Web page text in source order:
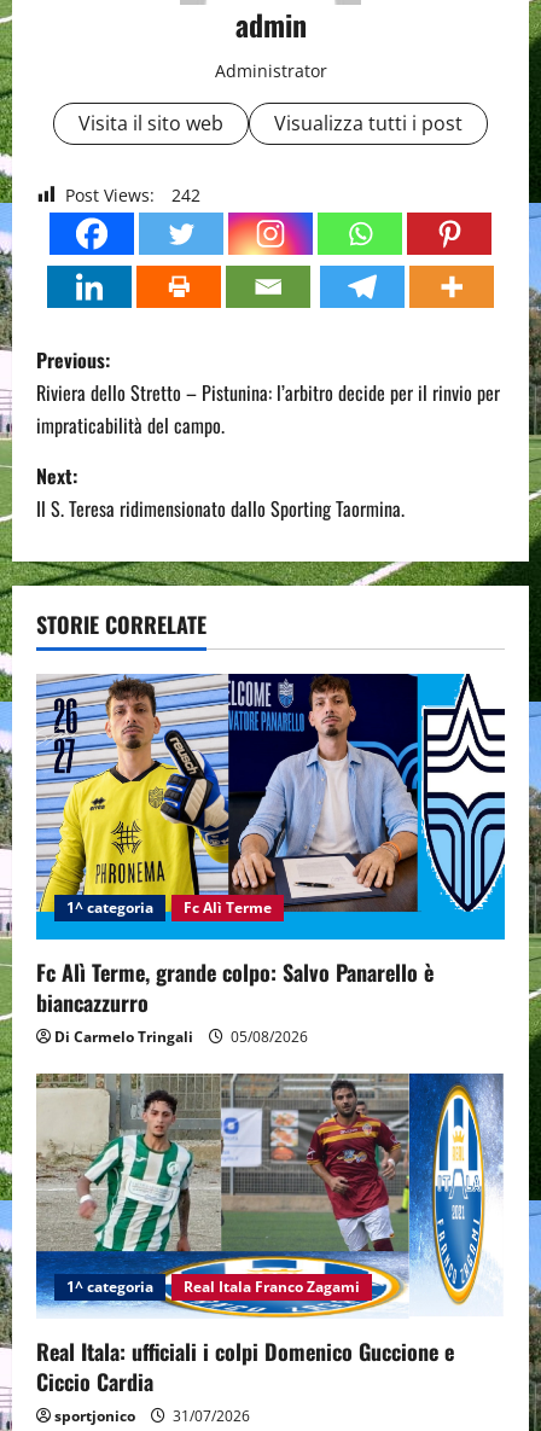
admin
Administrator
Visita il sito web Visualizza tutti i post
Post Views: 242
P
o
s
t
n
a
v
i
g
a
t
i
o
n
Previous:
Riviera dello Stretto – Pistunina: l’arbitro decide per il rinvio per
impraticabilità del campo.
Next:
Il S. Teresa ridimensionato dallo Sporting Taormina.
STORIE CORRELATE
1^ categoria Fc Alì Terme
Fc Alì Terme, grande colpo: Salvo Panarello è
biancazzurro
Di Carmelo Tringali 05/08/2026
1^ categoria Real Itala Franco Zagami
Real Itala: ufficiali i colpi Domenico Guccione e
Ciccio Cardia
sportjonico 31/07/2026